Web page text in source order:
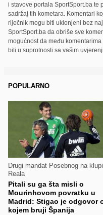
i stavove portala SportSport.ba te
sadržaj tih kometara. Komentari
riječnik mogu biti uklonjeni bez
SportSport.ba da obriše sve
mogućnost da među
biti u suprotnosti sa vašim
POPULARNO
Drugi mandat Posebnog na klupi
Reala
Pitali su ga šta misli o
Mourinhovom povratku u
Madrid: Stigao je odgovor
kojem bruji Španija